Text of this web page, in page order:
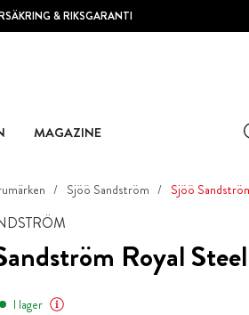
& RIKSGARANTI
MAGAZINE
Sjöö Sandström Sjöö
Royal
I lager